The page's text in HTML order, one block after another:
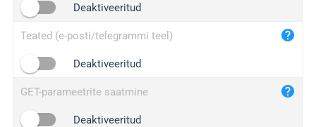
Deaktiveeritud
Teated (e-posti/telegrammi teel)
Deaktiveeritud
GET-parameetrite saatmine
Deaktiveeritud